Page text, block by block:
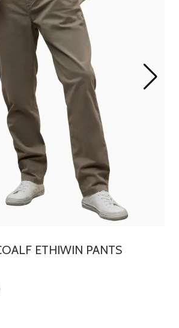
ETHIWIN PANTS